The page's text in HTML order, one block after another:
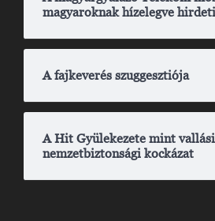
magyaroknak hízelegve
A fajkeverés szuggesztiója
A Hit Gyülekezete mint
nemzetbiztonsági kockázat